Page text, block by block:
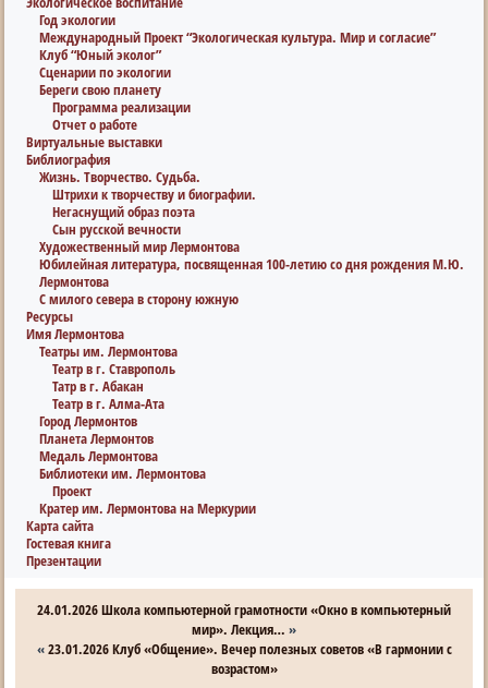
Год экологии
Международный Проект “Экологическая культура. Мир и согласие”
Клуб “Юный эколог”
Сценарии по экологии
Береги свою планету
Программа реализации
Отчет о работе
Виртуальные выставки
Библиография
Жизнь. Творчество. Судьба.
Штрихи к творчеству и биографии.
Негаснущий образ поэта
Сын русской вечности
Художественный мир Лермонтова
Юбилейная литература, посвященная 100-летию со дня рождения М.Ю.
Лермонтова
С милого севера в сторону южную
Ресурсы
Имя Лермонтова
Театры им. Лермонтова
Театр в г. Ставрополь
Татр в г. Абакан
Театр в г. Алма-Ата
Город Лермонтов
Планета Лермонтов
Медаль Лермонтова
Библиотеки им. Лермонтова
Проект
Кратер им. Лермонтова на Меркурии
Карта сайта
Гостевая книга
Презентации
24.01.2026 Школа компьютерной грамотности «Окно в компьютерный
мир». Лекция… »
«23.01.2026 Клуб «Общение». Вечер полезных советов «В гармонии с
возрастом»